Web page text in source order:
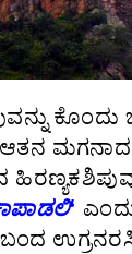
ಕೊಂದು
ಮಗನಾದ
‘